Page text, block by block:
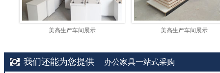
美高生产车间展示 美高生产车间展示
我们还能为您提供 办公家具一站式采购